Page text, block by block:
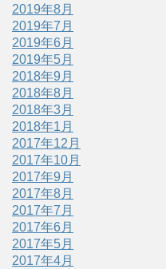
2019年8月
2019年7月
2019年6月
2019年5月
2018年9月
2018年8月
2018年3月
2018年1月
2017年12月
2017年10月
2017年9月
2017年8月
2017年7月
2017年6月
2017年5月
2017年4月